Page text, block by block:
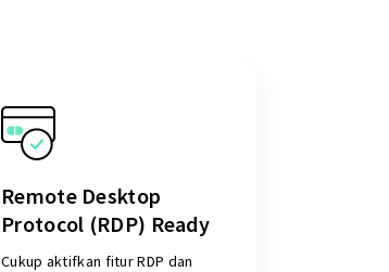
Remote Desktop
Protocol (RDP) Ready
Cukup aktifkan fitur RDP dan